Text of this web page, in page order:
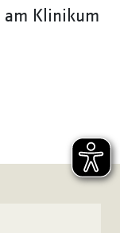
am Klinikum